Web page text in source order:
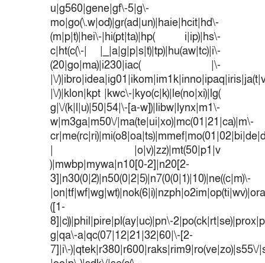
u|g560|gene|gf\-5|g\-
mo|go(\.w|od)|gr(ad|un)|haie|hcit|hd\-
(m|p|t)|hei\-|hi(pt|ta)|hp( i|ip)|hs\-
c|ht(c(\-| |_|a|g|p|s|t)|tp)|hu(aw|tc)|i\-
(20|go|ma)|i230|iac( |\-
|\/
|\/)|klon|kpt |kwc\-|kyo(c|k)|le(no|xi)|lg(
g|\/(k|l|u)|50|54|\-[a-w])|libw|lynx|m1\-
w|m3ga|m50\/|ma(te|ui|xo)|mc(01|21|ca)|m\-
| |o|v)|zz)|mt(50|p1|v
)|mwbp|mywa|n10[0-2]|n20[2-
3]|n30(0|2)|n50(0|2|5)|n7(0(0|1)|10)|ne((c|m)\-
([1-
8]|c))|phil|pire|pl(ay|uc)|pn\-
g|qa\-a|qc(07|12|21|32|60|\-[2-
7]|i\-)|qtek|r380|r600|raks|rim9|ro(ve|zo)|s55\/